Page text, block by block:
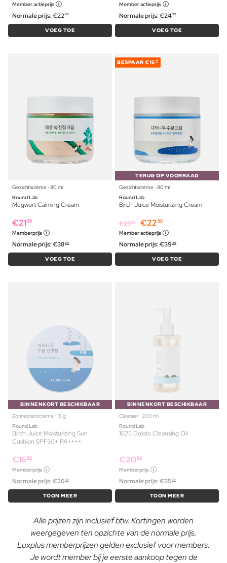
Member actieprijs
Normale prijs:€2299
VOEG TOE
Member actieprijs
Normale prijs:€2499
VOEG TOE
Gezichtscrème ⋅ 80 ml
Round Lab
Mugwort Calming Cream
€2139
Memberprijs
Normale prijs:€3869
VOEG TOE
BESPAAR €16 31
TERUG OP VOORRAAD
Gezichtscrème ⋅ 80 ml
Round Lab
Birch Juice Moisturizing Cream
€2369 €22 98
Member actieprijs
Normale prijs:€39 29
VOEG TOE
BINNENKORT BESCHIKBAAR
Zonnebrandcrème ⋅ 15 g
Round Lab
Birch Juice Moisturizing Sun
Cushion SPF50+ PA++++
€16 99
Memberprijs
Normale prijs:€2699
TOON MEER
BINNENKORT BESCHIKBAAR
Cleanser ⋅ 200 ml
Round Lab
1025 Dokdo Cleansing Oil
€20 69
Memberprijs
Normale prijs:€3599
TOON MEER
Alle prijzen zijn inclusief btw. Kortingen worden
weergegeven ten opzichte van de normale prijs.
Luxplus memberprijzen gelden exclusief voor members.
Je wordt member bij je eerste aankoop tegen de